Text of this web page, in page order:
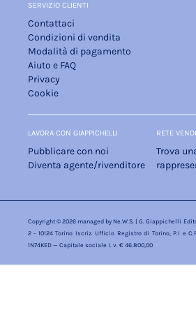
SERVIZIO CLIENTI
Contattaci
Condizioni di vendita
Modalità di pagamento
Aiuto e FAQ
Privacy
Cookie
LAVORA CON GIAPPICHELLI
Pubblicare con noi
Diventa agente/rivenditore
RETE
Trova
Copyright © 2026 managed by Ne.W.S. | G. Giappichelli
2 - 10124 Torino Iscriz. Ufficio Registro di Torino, P.I e
1N74KED — Capitale sociale i. v. € 46.800,00